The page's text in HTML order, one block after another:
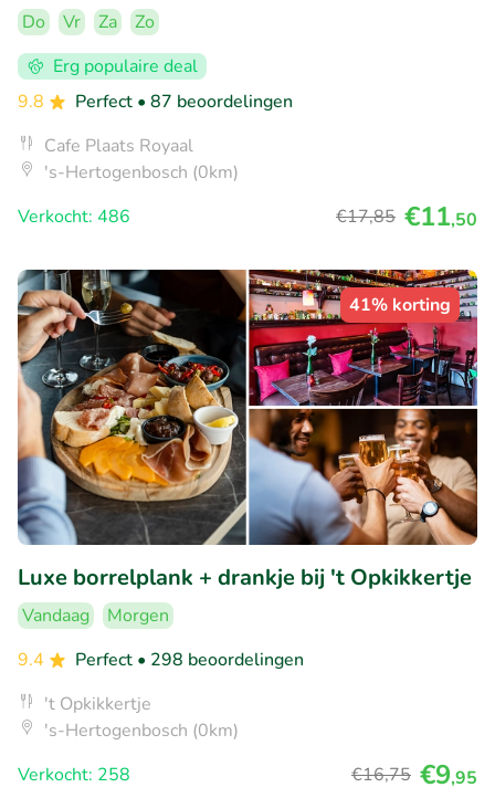
Do Vr Za
Zo
Erg populaire deal
9.8
Perfect • 87 beoordelingen
Cafe Plaats Royaal
's-Hertogenbosch (0km)
Verkocht: 486
€17,85 €11,50
41% korting
Luxe borrelplank + drankje bij 't Opkikkertje
Vandaag
Morgen
9.4
Perfect • 298 beoordelingen
't Opkikkertje
's-Hertogenbosch (0km)
Verkocht: 258
€16,75 €9,95